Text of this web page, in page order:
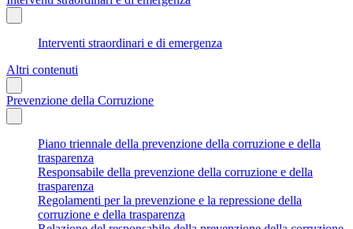
Interventi straordinari e di emergenza
Altri contenuti
Prevenzione della Corruzione
Piano triennale della prevenzione della corruzione e della
trasparenza
Responsabile della prevenzione della corruzione e della
trasparenza
Regolamenti per la prevenzione e la repressione della
corruzione e della trasparenza